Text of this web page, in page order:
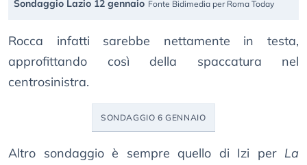
Sondaggio Lazio 12 gennaio Fonte Bidimedia per Roma Today
Rocca infatti sarebbe nettamente in testa,
approfittando così della spaccatura nel
centrosinistra.
SONDAGGIO 6 GENNAIO
Altro sondaggio è sempre quello di Izi per La